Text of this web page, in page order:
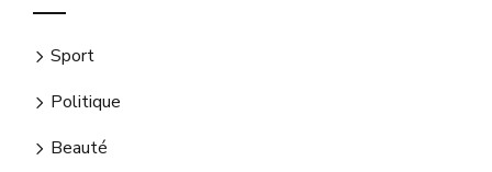
Sport
Politique
Beauté